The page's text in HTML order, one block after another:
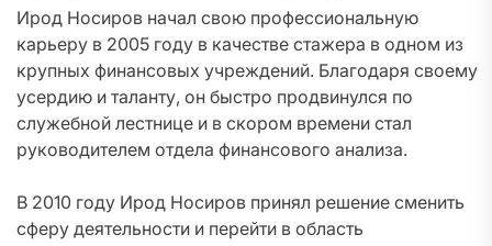
Ирод Носиров начал свою профессиональную
карьеру в 2005 году в качестве стажера в одном из
крупных финансовых учреждений. Благодаря своему
усердию и таланту, он быстро продвинулся по
служебной лестнице и в скором времени стал
руководителем отдела финансового анализа.
В 2010 году Ирод Носиров принял решение сменить
сферу деятельности и перейти в область